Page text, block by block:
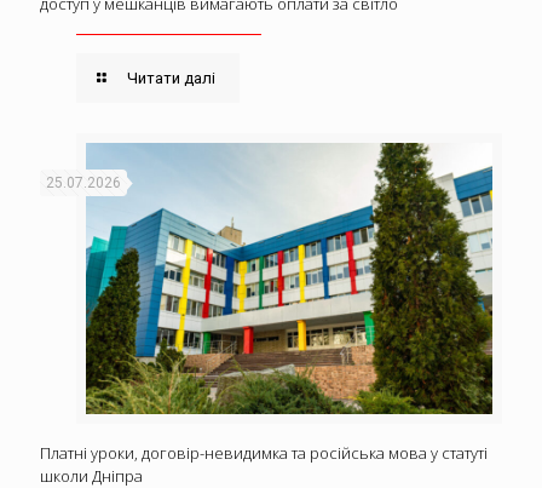
Читати далі
25.07.2026
Платні уроки, договір-невидимка та російська мова у статуті
школи Дніпра